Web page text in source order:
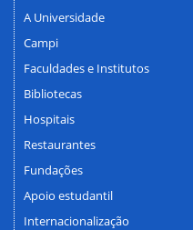
A Universidade
Campi
Faculdades e Institutos
Bibliotecas
Hospitais
Restaurantes
Fundações
Apoio estudantil
Internacionalização